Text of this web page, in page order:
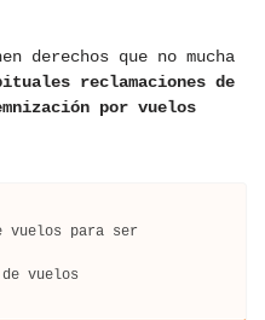
derechos que no mucha
reclamaciones de
por vuelos
vuelos para ser
vuelos